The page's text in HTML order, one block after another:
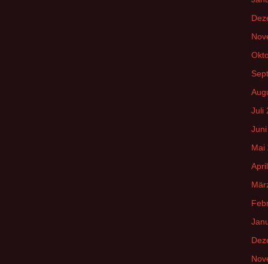
Juli
Mai